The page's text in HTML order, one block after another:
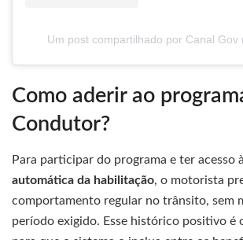
Um post compartilhado por Canal Gov
Como aderir ao
Condutor?
Para participar do programa e ter acesso à
automática da habilitação, o motorista
comportamento regular no trânsito, sem
período exigido. Esse histórico positivo